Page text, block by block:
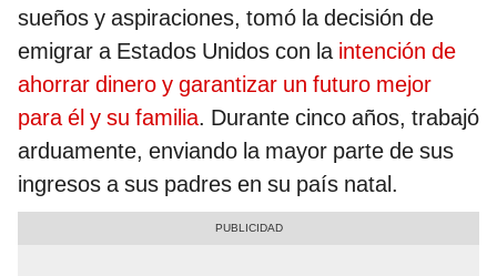
sueños y aspiraciones, tomó la decisión de
emigrar a Estados Unidos con laintención de
ahorrar dinero y garantizar un futuro mejor
para él y su familia. Durante cinco años, trabajó
arduamente, enviando la mayor parte de sus
ingresos a sus padres en su país natal.